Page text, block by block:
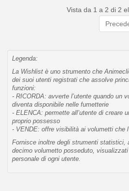
Vista da 1 a 2 di 2
Legenda:
La Wishlist è uno strumento che
dei suoi utenti registrati che assolve
funzioni:
- RICORDA: avverte l’utente quando un
diventa disponibile nelle fumetterie
- ELENCA: permette all’utente di creare
proprio possesso
- VENDE: offre visibilità ai volumetti che
Fornisce inoltre degli strumenti statistici,
decimo volumetto posseduto,
personale di ogni utente.